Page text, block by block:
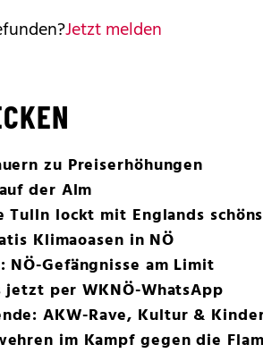
Jetzt melden
zu Preiserhöhungen
der Alm
Tulln lockt mit Englands
Klimaoasen in NÖ
Gefängnisse am Limit
per WKNÖ-WhatsApp
AKW-Rave, Kultur &
im Kampf gegen die